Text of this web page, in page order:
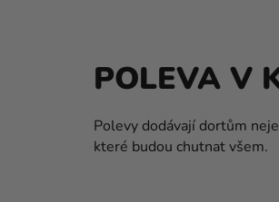
POLEVA V
Polevy dodávají dortům
které budou chutnat všem.